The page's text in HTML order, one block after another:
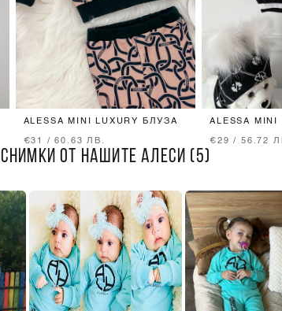
ALESSA MINI LUXURY БЛУЗА
€31 / 60.63 ЛВ.
ALESSA
€29 / 56.72
СНИМКИ ОТ НАШИТЕ АЛЕСИ (5)